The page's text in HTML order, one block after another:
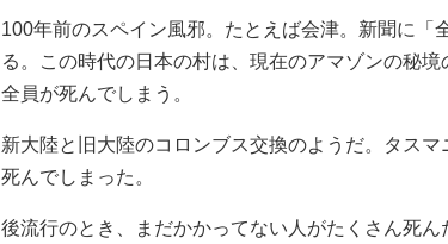
100年前のスペイン風邪。たとえば会津。新聞に「
る。この時代の日本の村は、現在のアマゾンの秘
全員が死んでしまう。
新大陸と旧大陸のコロンブス交換のようだ。タス
死んでしまった。
後流行のとき、まだかかってない人がたくさん死ん